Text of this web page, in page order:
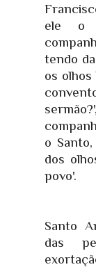
ele o
tendo
os
o
dos
povo'.
Santo
das